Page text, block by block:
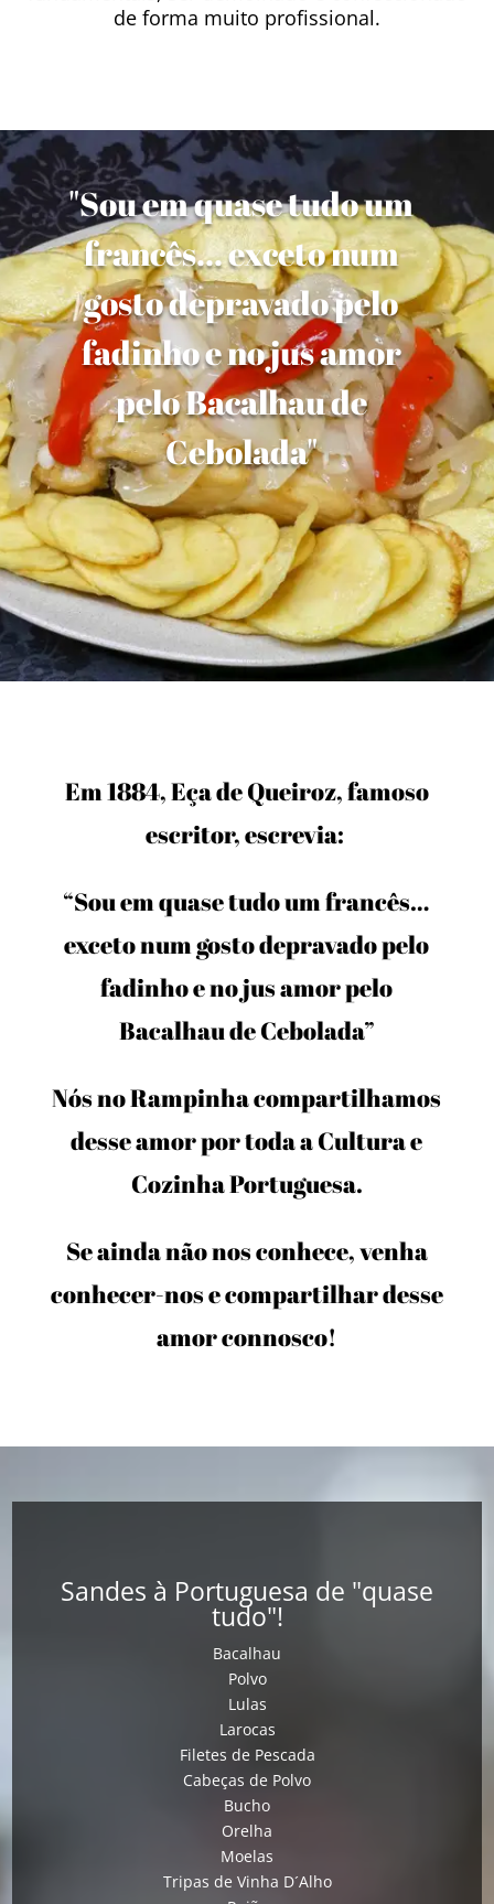
de forma muito profissional.
"Sou em quase tudo um
francês... exceto num
gosto depravado pelo
fadinho e no jus amor
pelo Bacalhau de
Cebolada"
Em 1884, Eça de Queiroz, famoso
escritor, escrevia:
“Sou em quase tudo um francês…
exceto num gosto depravado pelo
fadinho e no jus amor pelo
Bacalhau de Cebolada”
Nós no Rampinha compartilhamos
desse amor por toda a Cultura e
Cozinha Portuguesa.
Se ainda não nos conhece, venha
conhecer-nos e compartilhar desse
amor connosco!
Sandes à Portuguesa de "quase
tudo"!
Bacalhau
Polvo
Lulas
Larocas
Filetes de Pescada
Cabeças de Polvo
Bucho
Orelha
Moelas
Tripas de Vinha D´Alho